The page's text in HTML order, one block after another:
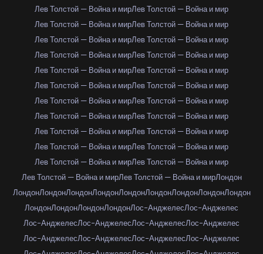
Лев Толстой — Война и мирЛев Толстой — Война и мир
Лев Толстой — Война и мирЛев Толстой — Война и мир
Лев Толстой — Война и мирЛев Толстой — Война и мир
Лев Толстой — Война и мирЛев Толстой — Война и мир
Лев Толстой — Война и мирЛев Толстой — Война и мир
Лев Толстой — Война и мирЛев Толстой — Война и мир
Лев Толстой — Война и мирЛев Толстой — Война и мир
Лев Толстой — Война и мирЛев Толстой — Война и мир
Лев Толстой — Война и мирЛев Толстой — Война и мир
Лев Толстой — Война и мирЛев Толстой — Война и мир
Лев Толстой — Война и мирЛев Толстой — Война и мир
Лев Толстой — Война и мирЛев Толстой — Война и мирЛондон
ЛондонЛондонЛондонЛондонЛондонЛондонЛондонЛондонЛондон
ЛондонЛондонЛондонЛондонЛос-АнджелесЛос-Анджелес
Лос-АнджелесЛос-АнджелесЛос-АнджелесЛос-Анджелес
Лос-АнджелесЛос-АнджелесЛос-АнджелесЛос-Анджелес